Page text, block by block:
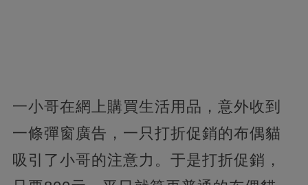
一小哥在網上購買生活用品，意外收到
一條彈窗廣告，一只打折促銷的布偶貓
吸引了小哥的注意力。于是打折促銷，